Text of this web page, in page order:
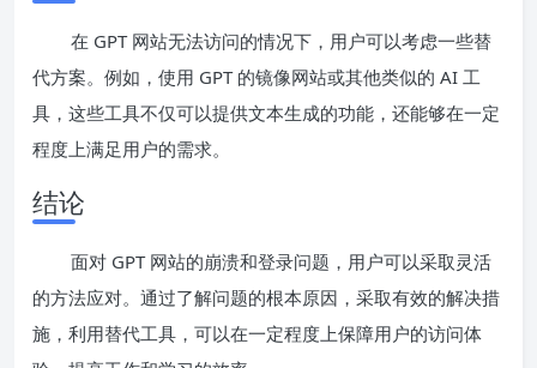
在 GPT 网站无法访问的情况下，用户可以考虑一些替
代方案。例如，使用 GPT 的镜像网站或其他类似的 AI 工
具，这些工具不仅可以提供文本生成的功能，还能够在一定
程度上满足用户的需求。
结论
面对 GPT 网站的崩溃和登录问题，用户可以采取灵活
的方法应对。通过了解问题的根本原因，采取有效的解决措
施，利用替代工具，可以在一定程度上保障用户的访问体